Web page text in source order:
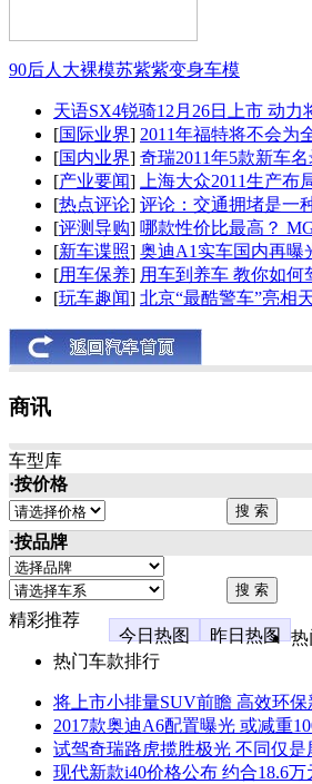
90后人大裸模苏紫紫变身车模
天语SX4锐骑12月26日上市 动力
[国际业界] 2011年福特将不会为
[国内业界] 奇瑞2011年5款新车
[产业要闻]
上海大众2011生产
[热点评论] 评论：交通拥堵是一
[评测导购] 哪款性价比最高？
[新车谍照] 奥迪A1实车国内再曝
[用车保养] 用车到养车 教你如何
[玩车趣闻] 北京“最酷警车”亮相
商讯
车型库
·按价格
·按品牌
精彩推荐
今日热图
昨日热图
热
热门车款排行
将上市小排量SUV前瞻 高效环保
2017款奥迪A6配置曝光 或减重
试驾奇瑞路虎揽胜极光 不同仅是
现代新款i40价格公布 约合18.6万